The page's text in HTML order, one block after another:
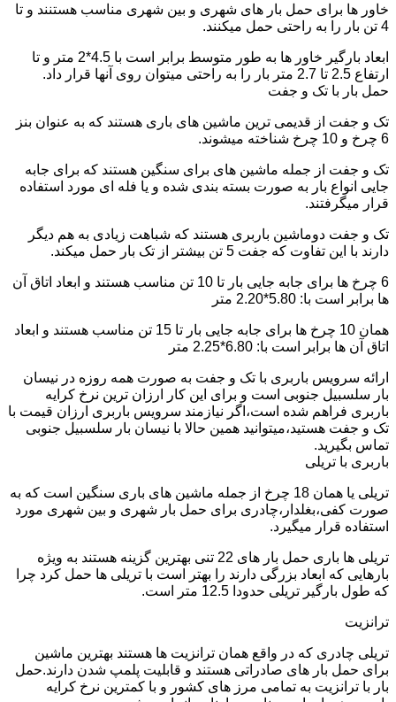
خاور ها برای حمل بار های شهری و بین شهری مناسب هستنند و تا
4 تن بار را به راحتی حمل میکنند.
ابعاد بارگیر خاور ها به طور متوسط برابر است با 4.5*2 متر و تا
ارتفاع 2.5 تا 2.7 متر بار را به راحتی میتوان روی آنها قرار داد.
حمل بار با تک و جفت
تک و جفت از قدیمی ترین ماشین های باری هستند که به عنوان بنز
6 چرخ و 10 چرخ شناخته میشوند.
تک و جفت از جمله ماشین های برای سنگین هستند که برای جابه
جایی انواع بار به صورت بسته بندی شده و یا فله ای مورد استفاده
قرار میگرفتند.
تک و جفت دوماشین باربری هستند که شباهت زیادی به هم دیگر
دارند با این تفاوت که جفت 5 تن بیشتر از تک بار حمل میکند.
6 چرخ ها برای جابه جایی بار تا 10 تن مناسب هستند و ابعاد اتاق آن
ها برابر است با: 5.80*2.20 متر
همان 10 چرخ ها برای جابه جایی بار تا 15 تن مناسب هستند و ابعاد
اتاق آن ها برابر است با: 6.80*2.25 متر
ارائه سرویس باربری با تک و جفت به صورت همه روزه در نیسان
بار سلسبیل جنوبی است و برای این کار ارزان ترین نرخ کرایه
باربری فراهم شده است،اگر نیازمند سرویس باربری ارزان قیمت با
تک و جفت هستید،میتوانید همین حالا با نیسان بار سلسبیل جنوبی
تماس بگیرید.
باربری با تریلی
تریلی یا همان 18 چرخ از جمله ماشین های باری سنگین است که به
صورت کفی،بغلدار،چادری برای حمل بار شهری و بین شهری مورد
استفاده قرار میگیرد.
تریلی ها باری حمل بار های 22 تنی بهترین گزینه هستند به ویژه
بارهایی که ابعاد بزرگی دارند را بهتر است با تریلی ها حمل کرد چرا
که طول بارگیر تریلی حدودا 12.5 متر است.
ترانزیت
تریلی چادری که در واقع همان ترانزیت ها هستند بهترین ماشین
برای حمل بار های صادراتی هستند و قابلیت پلمپ شدن دارند.حمل
بار با ترانزیت به تمامی مرز های کشور و با کمترین نرخ کرایه